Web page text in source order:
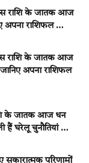
राशि के जातक आज
अपना राशिफल …
राशि के जातक आज
अपना राशिफल
के जातक आज धन
हैं घरेलू चुनौतियां …
परिणामों